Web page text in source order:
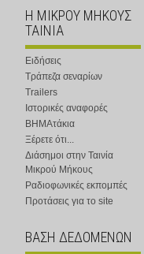
Η ΜΙΚΡΟΥ ΜΗΚΟΥΣ
ΤΑΙΝΙΑ
Ειδήσεις
Τράπεζα σεναρίων
Trailers
Ιστορικές αναφορές
ΒΗΜΑτάκια
Ξέρετε ότι...
Διάσημοι στην Ταινία
Μικρού Μήκους
Ραδιοφωνικές εκπομπές
Προτάσεις για το site
ΒΑΣΗ ΔΕΔΟΜΕΝΩΝ